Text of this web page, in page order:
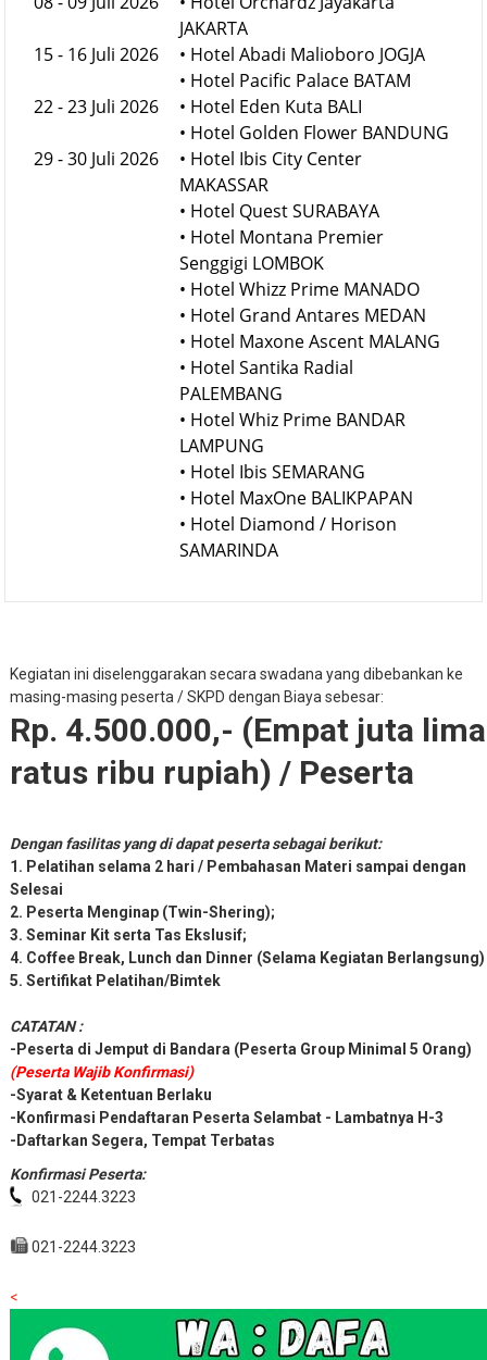
15 - 16 Juli 2026
22 - 23 Juli 2026
29 - 30 Juli 2026
JAKARTA
• Hotel Abadi Malioboro JOGJA
• Hotel Pacific Palace BATAM
• Hotel Eden Kuta BALI
• Hotel Golden Flower BANDUNG
• Hotel Ibis City Center
MAKASSAR
• Hotel Quest SURABAYA
• Hotel Montana Premier
Senggigi LOMBOK
• Hotel Whizz Prime MANADO
• Hotel Grand Antares MEDAN
• Hotel Maxone Ascent MALANG
• Hotel Santika Radial
PALEMBANG
• Hotel Whiz Prime BANDAR
LAMPUNG
• Hotel Ibis SEMARANG
• Hotel MaxOne BALIKPAPAN
• Hotel Diamond / Horison
SAMARINDA
Kegiatan ini diselenggarakan secara swadana yang dibebankan ke
masing-masing peserta / SKPD dengan Biaya sebesar:
Rp. 4.500.000,- (Empat juta lima
ratus ribu rupiah) / Peserta
Dengan fasilitas yang di dapat peserta sebagai berikut:
1. Pelatihan selama 2 hari / Pembahasan Materi sampai dengan
Selesai
2. Peserta Menginap (Twin-Shering);
3. Seminar Kit serta Tas Ekslusif;
4. Coffee Break, Lunch dan Dinner (Selama Kegiatan Berlangsung)
5. Sertifikat Pelatihan/Bimtek
CATATAN :
-Peserta di Jemput di Bandara (Peserta Group Minimal 5 Orang)
(Peserta Wajib Konfirmasi)
-Syarat & Ketentuan Berlaku
-Konfirmasi Pendaftaran Peserta Selambat - Lambatnya H-3
-Daftarkan Segera, Tempat Terbatas
Konfirmasi Peserta:
021-2244.3223
021-2244.3223
<